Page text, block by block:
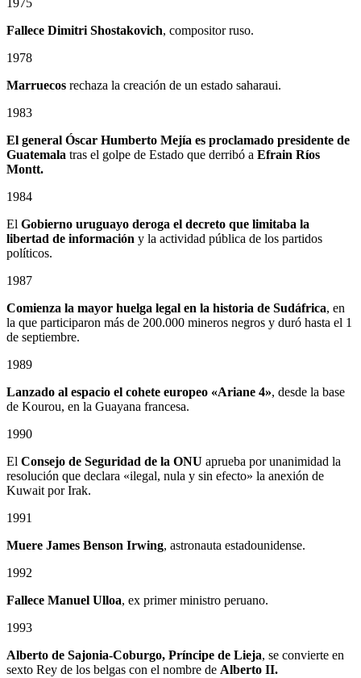
Fallece Dimitri Shostakovich, compositor ruso.
1978
Marruecos rechaza la creación de un estado saharaui.
1983
El general Óscar Humberto Mejía es proclamado presidente de
Guatemala tras el golpe de Estado que derribó a Efrain Ríos
Montt.
1984
El Gobierno uruguayo deroga el decreto que limitaba la
libertad de información y la actividad pública de los partidos
políticos.
1987
Comienza la mayor huelga legal en la historia de Sudáfrica, en
la que participaron más de 200.000 mineros negros y duró hasta el 1
de septiembre.
1989
Lanzado al espacio el cohete europeo «Ariane 4», desde la base
de Kourou, en la Guayana francesa.
1990
El Consejo de Seguridad de la ONU aprueba por unanimidad la
resolución que declara «ilegal, nula y sin efecto» la anexión de
Kuwait por Irak.
1991
Muere James Benson Irwing, astronauta estadounidense.
1992
Fallece Manuel Ulloa, ex primer ministro peruano.
1993
Alberto de Sajonia-Coburgo, Príncipe de Lieja, se convierte en
sexto Rey de los belgas con el nombre de Alberto II.